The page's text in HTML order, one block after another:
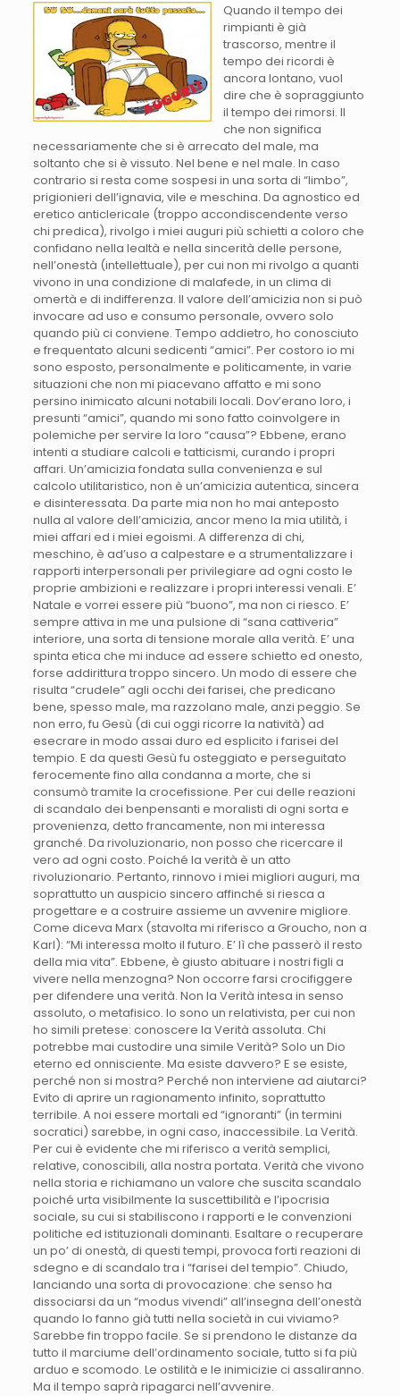
Quando il tempo dei
rimpianti è già
trascorso, mentre il
tempo dei ricordi è
ancora lontano, vuol
dire che è sopraggiunto
il tempo dei rimorsi. Il
che non significa
necessariamente che si è arrecato del male, ma
soltanto che si è vissuto. Nel bene e nel male. In caso
contrario si resta come sospesi in una sorta di “limbo”,
prigionieri dell’ignavia, vile e meschina. Da agnostico ed
eretico anticlericale (troppo accondiscendente verso
chi predica), rivolgo i miei auguri più schietti a coloro che
confidano nella lealtà e nella sincerità delle persone,
nell’onestà (intellettuale), per cui non mi rivolgo a quanti
vivono in una condizione di malafede, in un clima di
omertà e di indifferenza. Il valore dell’amicizia non si può
invocare ad uso e consumo personale, ovvero solo
quando più ci conviene. Tempo addietro, ho conosciuto
e frequentato alcuni sedicenti “amici”. Per costoro io mi
sono esposto, personalmente e politicamente, in varie
situazioni che non mi piacevano affatto e mi sono
persino inimicato alcuni notabili locali. Dov’erano loro, i
presunti “amici”, quando mi sono fatto coinvolgere in
polemiche per servire la loro “causa”? Ebbene, erano
intenti a studiare calcoli e tatticismi, curando i propri
affari. Un’amicizia fondata sulla convenienza e sul
calcolo utilitaristico, non è un’amicizia autentica, sincera
e disinteressata. Da parte mia non ho mai anteposto
nulla al valore dell’amicizia, ancor meno la mia utilità, i
miei affari ed i miei egoismi. A differenza di chi,
meschino, è ad’uso a calpestare e a strumentalizzare i
rapporti interpersonali per privilegiare ad ogni costo le
proprie ambizioni e realizzare i propri interessi venali. E’
Natale e vorrei essere più “buono”, ma non ci riesco. E’
sempre attiva in me una pulsione di “sana cattiveria”
interiore, una sorta di tensione morale alla verità. E’ una
spinta etica che mi induce ad essere schietto ed onesto,
forse addirittura troppo sincero. Un modo di essere che
risulta “crudele” agli occhi dei farisei, che predicano
bene, spesso male, ma razzolano male, anzi peggio. Se
non erro, fu Gesù (di cui oggi ricorre la natività) ad
esecrare in modo assai duro ed esplicito i farisei del
tempio. E da questi Gesù fu osteggiato e perseguitato
ferocemente fino alla condanna a morte, che si
consumò tramite la crocefissione. Per cui delle reazioni
di scandalo dei benpensanti e moralisti di ogni sorta e
provenienza, detto francamente, non mi interessa
granché. Da rivoluzionario, non posso che ricercare il
vero ad ogni costo. Poiché la verità è un atto
rivoluzionario. Pertanto, rinnovo i miei migliori auguri, ma
soprattutto un auspicio sincero affinché si riesca a
progettare e a costruire assieme un avvenire migliore.
Come diceva Marx (stavolta mi riferisco a Groucho, non a
Karl): “Mi interessa molto il futuro. E’ lì che passerò il resto
della mia vita”. Ebbene, è giusto abituare i nostri figli a
vivere nella menzogna? Non occorre farsi crocifiggere
per difendere una verità. Non la Verità intesa in senso
assoluto, o metafisico. Io sono un relativista, per cui non
ho simili pretese: conoscere la Verità assoluta. Chi
potrebbe mai custodire una simile Verità? Solo un Dio
eterno ed onnisciente. Ma esiste davvero? E se esiste,
perché non si mostra? Perché non interviene ad aiutarci?
Evito di aprire un ragionamento infinito, soprattutto
terribile. A noi essere mortali ed “ignoranti” (in termini
socratici) sarebbe, in ogni caso, inaccessibile. La Verità.
Per cui è evidente che mi riferisco a verità semplici,
relative, conoscibili, alla nostra portata. Verità che vivono
nella storia e richiamano un valore che suscita scandalo
poiché urta visibilmente la suscettibilità e l’ipocrisia
sociale, su cui si stabiliscono i rapporti e le convenzioni
politiche ed istituzionali dominanti. Esaltare o recuperare
un po’ di onestà, di questi tempi, provoca forti reazioni di
sdegno e di scandalo tra i “farisei del tempio”. Chiudo,
lanciando una sorta di provocazione: che senso ha
dissociarsi da un “modus vivendi” all’insegna dell’onestà
quando lo fanno già tutti nella società in cui viviamo?
Sarebbe fin troppo facile. Se si prendono le distanze da
tutto il marciume dell’ordinamento sociale, tutto si fa più
arduo e scomodo. Le ostilità e le inimicizie ci assaliranno.
Ma il tempo saprà ripagarci nell’avvenire.